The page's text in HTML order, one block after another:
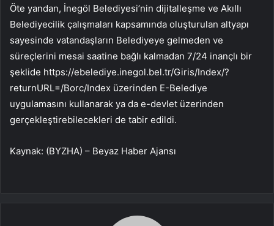
Öte yandan, İnegöl Belediyesi’nin dijitalleşme ve Akıllı
Belediyecilik çalışmaları kapsamında oluşturulan altyapı
sayesinde vatandaşların Belediyeye gelmeden ve
süreçlerini mesai saatine bağlı kalmadan 7/24 inançlı bir
şeklide https://ebelediye.inegol.bel.tr/Giris/Index/?
returnURL=/Borc/Index üzerinden E-Belediye
uygulamasını kullanarak ya da e-devlet üzerinden
gerçekleştirebilecekleri de tabir edildi.
Kaynak: (BYZHA) – Beyaz Haber Ajansı